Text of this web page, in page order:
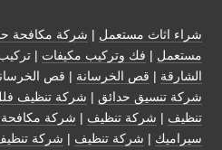
شراء اثاث مستعمل | شركة مكافحة
مستعمل | فك وتركيب مكيفات |
الشارقة | قص الخرسانة | قص
شركة تنسيق حدائق | شركة تنظيف
تنظيف | شركة تنظيف | شركة
سيراميك | شركة تنظيف | شركة